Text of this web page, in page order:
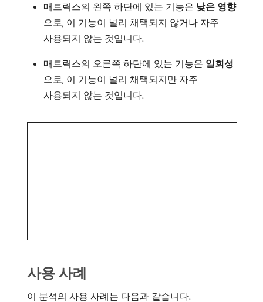
매트릭스의 왼쪽 하단에 있는 기능은 낮은 영향
으로, 이 기능이 널리 채택되지 않거나 자주
사용되지 않는 것입니다.
매트릭스의 오른쪽 하단에 있는 기능은 일회성
으로, 이 기능이 널리 채택되지만 자주
사용되지 않는 것입니다.
사용 사례
이 분석의 사용 사례는 다음과 같습니다.